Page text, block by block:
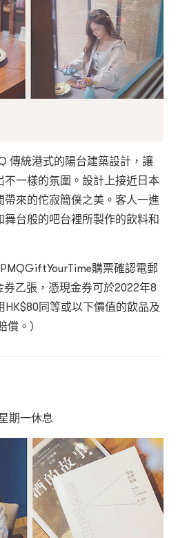
傳統港式的陽台建築設計，讓
一樣的氛圍。設計上接近日本
來的佗寂簡僕之美。客人一進
台般的吧台裡所製作的飲料和
購票確認電郵
乙張，憑現金券可於2022年8
HK$80同等或以下價值的飲品及
。）
期一休息